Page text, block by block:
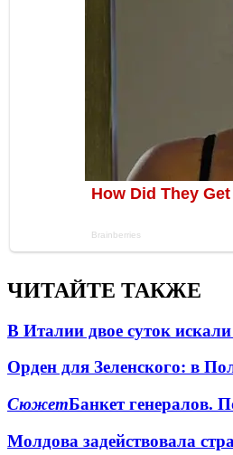
ЧИТАЙТЕ ТАКЖЕ
В Италии двое суток
Орден для Зеленского: в
СюжетБанкет генералов.
Молдова задействовала